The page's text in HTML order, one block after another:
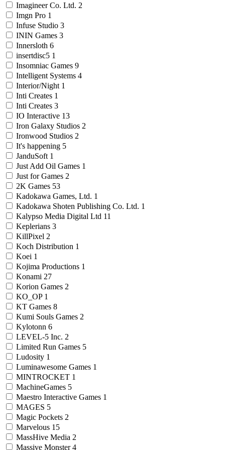
Imagineer Co. Ltd. 2
Imgn Pro 1
Infuse Studio 3
ININ Games 3
Innersloth 6
insertdisc5 1
Insomniac Games 9
Intelligent Systems 4
Interior/Night 1
Inti Creates 1
Inti Creates 3
IO Interactive 13
Iron Galaxy Studios 2
Ironwood Studios 2
It's happening 5
JanduSoft 1
Just Add Oil Games 1
Just for Games 2
2K Games 53
Kadokawa Games, Ltd. 1
Kadokawa Shoten Publishing Co. Ltd. 1
Kalypso Media Digital Ltd 11
Keplerians 3
KillPixel 2
Koch Distribution 1
Koei 1
Kojima Productions 1
Konami 27
Korion Games 2
KO_OP 1
KT Games 8
Kumi Souls Games 2
Kylotonn 6
LEVEL-5 Inc. 2
Limited Run Games 5
Ludosity 1
Luminawesome Games 1
MINTROCKET 1
MachineGames 5
Maestro Interactive Games 1
MAGES 5
Magic Pockets 2
Marvelous 15
MassHive Media 2
Massive Monster 4